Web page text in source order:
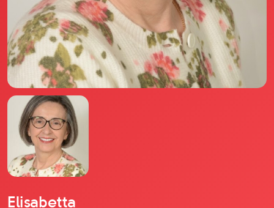
Impegno Sociale
Le nostre sedi
Facebook
YouTube
Instagram
TikTok
Elisabetta